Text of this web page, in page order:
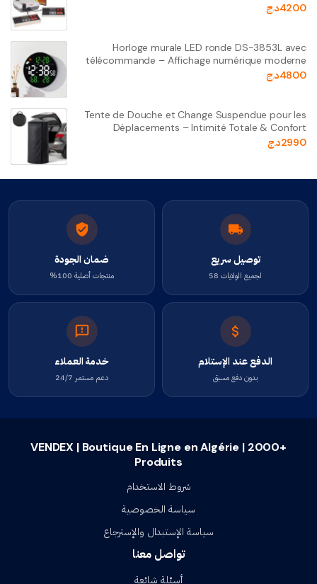
4200د.ج
Horloge murale LED ronde DS-3853L avec
télécommande – Affichage numérique moderne
4800د.ج
Tente de Douche et Change Suspendue pour les
Déplacements – Intimité Totale & Confort
2990د.ج
توصيل سريع
لجميع الولايات 58
ضمان الجودة
منتجات أصلية 100%
الدفع عند الإستلام
بدون دفع مسبق
خدمة العملاء
دعم مستمر 24/7
VENDEX | Boutique En Ligne en Algérie | 2000+
Produits
شروط الاستخدام
سياسة الخصوصية
سياسة الإستبدال والإسترجاع
تواصل معنا
أسئلة شائعة